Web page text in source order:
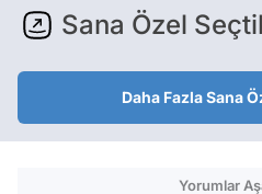
Sana Özel
Daha Fazla Sana
Yorumlar